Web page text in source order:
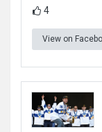
4
View on